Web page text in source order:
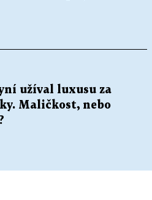
užíval luxusu za
Maličkost, nebo